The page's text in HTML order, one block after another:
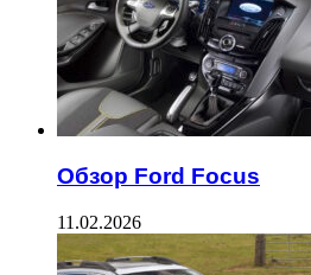
Обзор Ford Focus
11.02.2026